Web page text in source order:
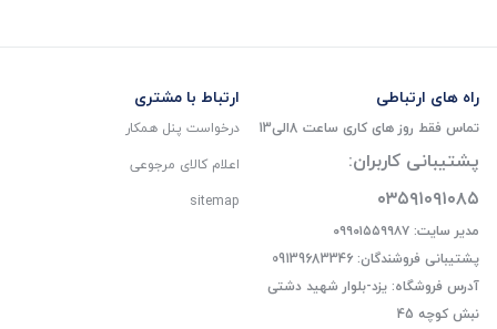
راه های ارتباطی
تماس فقط روز های کاری ساعت 8الی13
پشتیبانی کاربران:
۰۳۵۹۱۰۹۱۰۸۵
مدیر سایت: ۰۹۹۰۱۵۵۹۹۸۷
پشتیبانی فروشندگان: 09139683346
آدرس فروشگاه: یزد-بلوار شهید دشتی
نبش کوچه 45
ارتباط با مشتری
درخواست پنل همکار
اعلام کالای مرجوعی
sitemap